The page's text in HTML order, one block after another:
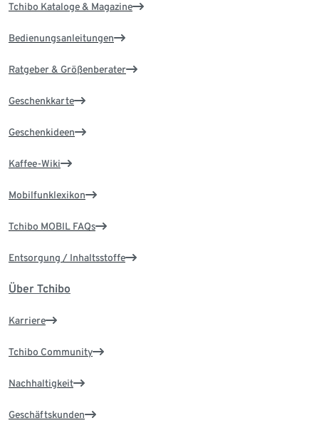
Tchibo Kataloge & Magazine
Bedienungsanleitungen
Ratgeber & Größenberater
Geschenkkarte
Geschenkideen
Kaffee-Wiki
Mobilfunklexikon
Tchibo MOBIL FAQs
Entsorgung / Inhaltsstoffe
Über Tchibo
Karriere
Tchibo Community
Nachhaltigkeit
Geschäftskunden